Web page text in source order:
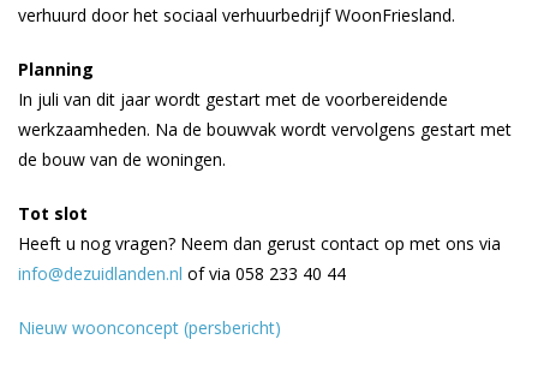
verhuurd door het sociaal verhuurbedrijf WoonFriesland.
Planning
In juli van dit jaar wordt gestart met de voorbereidende
werkzaamheden. Na de bouwvak wordt vervolgens gestart met
de bouw van de woningen.
Tot slot
Heeft u nog vragen? Neem dan gerust contact op met ons via
info@dezuidlanden.nl of via 058 233 40 44
Nieuw woonconcept (persbericht)